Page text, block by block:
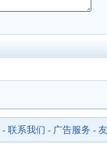
- 联系我们 - 广告服务 -